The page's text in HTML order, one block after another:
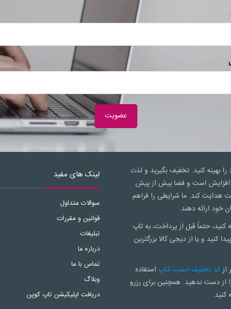
بهینه کنید. تخفیف بگیرید و لذت
افزایش است و فضا بیش از پیش
هدایت کند. ما شرایطی را فراهم
خود ارائه دهند.
کنید، حتماً قبل از پرداخت، به تاپ
کنید و یا از دیجی کالا بزرگترین
ازکد تخفیف اسنپ شاپ استفاده
از دست ندهید. همچنین برای رزرو
لینک های مفید
سوالات متداول
قوانین و مقررات
تبلیغات
درباره ما
تماس با ما
وبلاگ
دریافت اپلیکیشن تاپ کوپن